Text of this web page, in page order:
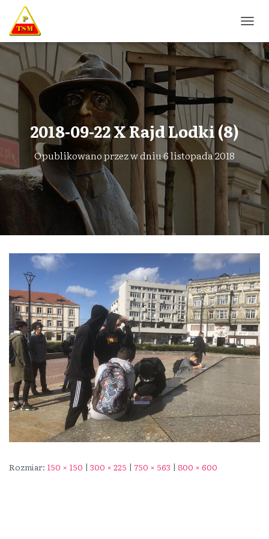
R
Z
Ą
C
Z
A
I
G
C
J
2018-09-22 X Rajd Lodki (8)
Opublikowano przezw dniu6 listopada 2018
Rozmiar: 150 × 150 | 300 × 225 | 750 × 563 | 800 × 600